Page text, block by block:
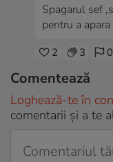
Spagarul sef
pentru a
2 3 0
Comentează
Loghează-te în
comentarii și a te